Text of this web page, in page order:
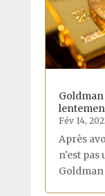
Fév 14,
Après
n'est pas